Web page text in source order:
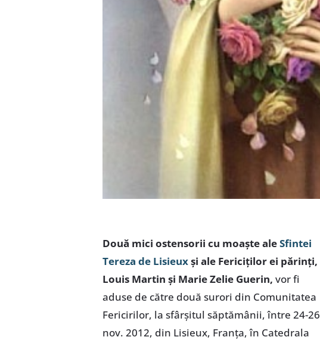
Două mici ostensorii cu moaşte aleSfintei
Tereza de Lisieuxşi ale Fericiţilor ei părinţi,
Louis Martin şi Marie Zelie Guerin, vor fi
aduse de către două surori din Comunitatea
Fericirilor, la sfârşitul săptămânii, între 24-26
nov. 2012, din Lisieux, Franţa, în Catedrala